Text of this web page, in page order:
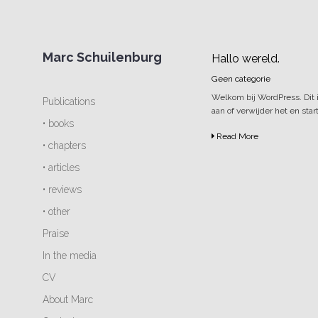
Marc Schuilenburg
Publications
• books
• chapters
• articles
• reviews
• other
Praise
In the media
CV
About Marc
Hallo wereld.
Geen categorie
Welkom bij WordPress.
aan of verwijder het en
Read More